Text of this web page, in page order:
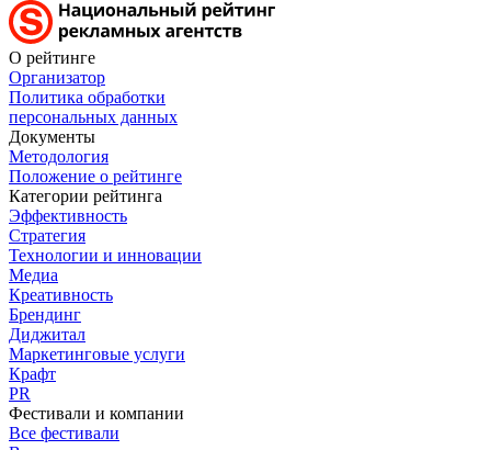
О рейтинге
Организатор
Политика обработки
персональных данных
Документы
Методология
Положение о рейтинге
Категории рейтинга
Эффективность
Стратегия
Технологии и инновации
Медиа
Креативность
Брендинг
Диджитал
Маркетинговые услуги
Крафт
PR
Фестивали и компании
Все фестивали